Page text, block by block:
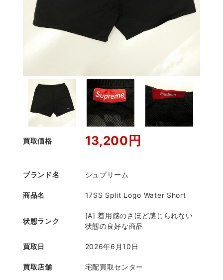
買取価格 13,200円
ブランド名 シュプリーム
商品名 17SS Split Logo Water Short
状態ランク
[A] 着用感のさほど感じられない
状態の良好な商品
買取日 2026年6月10日
買取店舗 宅配買取センター